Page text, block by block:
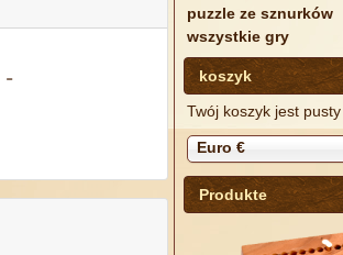
-
puzzle ze sznurków
wszystkie gry
koszyk
Twój koszyk jest pusty
Euro €
Produkte